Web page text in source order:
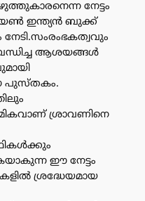
നേട്ടം
ഇന്ത്യൻ ബുക്ക്
ആശയങ്ങൾ
പുസ്തകം.
ശ്രാവണിനെ
ഈ നേട്ടം
ശ്രദ്ധേയമായ